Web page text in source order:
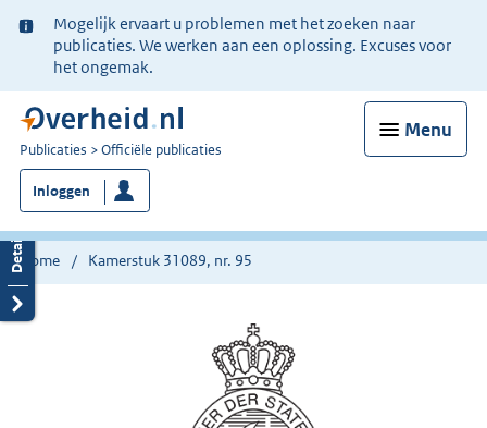
Ter
informatie:
Mogelijk ervaart u problemen met het zoeken naar
publicaties. We werken aan een oplossing. Excuses voor
het ongemak.
Menu
U
bent
nu
hier:
Publicaties Officiële publicaties
Inloggen
Home Kamerstuk 31089, nr. 95